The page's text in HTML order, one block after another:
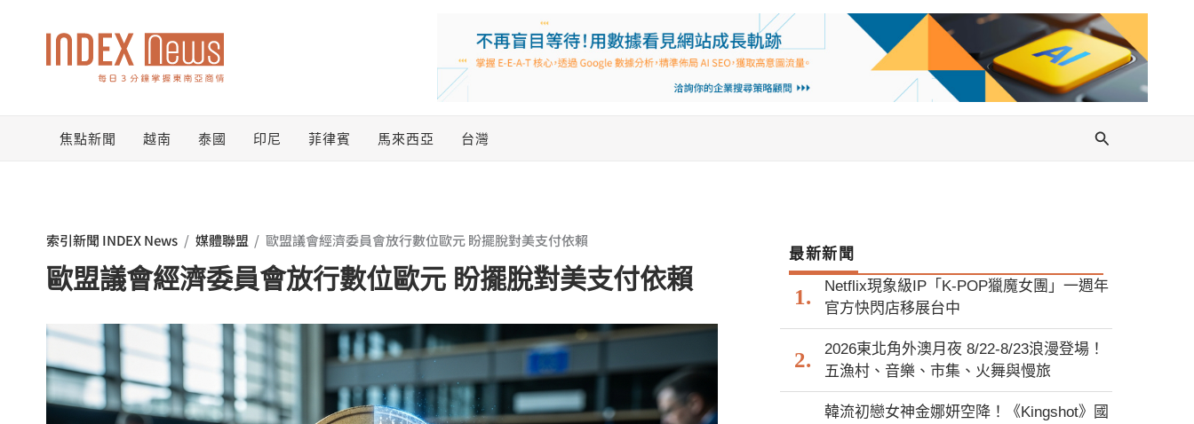
焦點新聞 越南 泰國 印尼 菲律賓 馬來西亞 台灣
搜
索引新聞 INDEX News / 媒體聯盟 / 歐盟議會經濟委員會放行數位歐元 盼擺脫對美支付依賴
歐盟議會經濟委員會放行數位歐元 盼擺脫對美支付依賴
最新新聞
Netflix現象級IP「K-POP獵魔女團」一週年
官方快閃店移展台中
2026東北角外澳月夜 8/22-8/23浪漫登場！
五漁村、音樂、市集、火舞與慢旅
韓流初戀女神金娜妍空降！《Kingshot》國